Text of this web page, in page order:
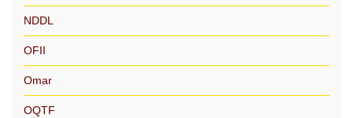
NDDL
OFII
Omar
OQTF